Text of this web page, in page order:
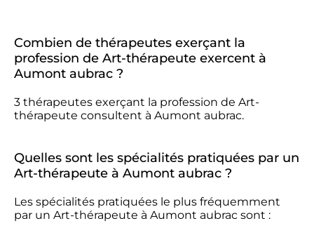
Combien de thérapeutes exerçant la
profession de Art-thérapeute exercent à
Aumont aubrac ?
3 thérapeutes exerçant la profession de Art-
thérapeute consultent à Aumont aubrac.
Quelles sont les spécialités pratiquées par un
Art-thérapeute à Aumont aubrac ?
Les spécialités pratiquées le plus fréquemment
par un Art-thérapeute à Aumont aubrac sont :